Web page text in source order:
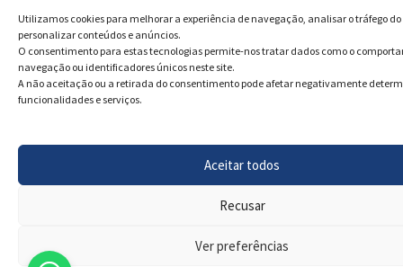
Utilizamos cookies para melhorar a experiência de navegação, analisar o tráfego do
personalizar conteúdos e anúncios.
O consentimento para estas tecnologias permite-nos tratar dados como o
navegação ou identificadores únicos neste site.
A não aceitação ou a retirada do consentimento pode afetar negativamente
funcionalidades e serviços.
Aceitar todos
Recusar
Ver preferências
a
m
Culturais, Lda
Powered byMegastock Informática